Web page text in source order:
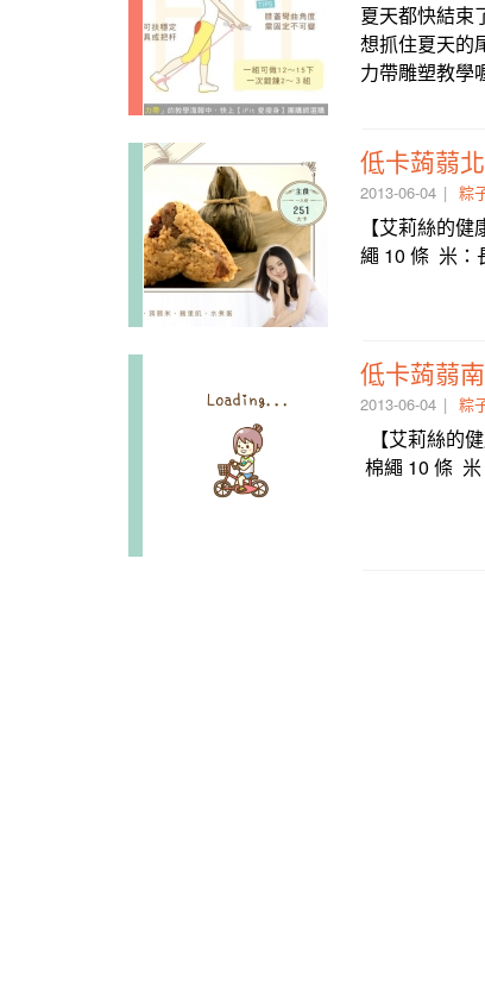
夏天都快結束
想抓住夏天的
力帶雕塑教學
低卡蒟蒻
2013-06-04 粽
【艾莉絲的
繩 10 條 米：
低卡蒟蒻
2013-06-04 粽
【艾莉絲的
棉繩 10 條